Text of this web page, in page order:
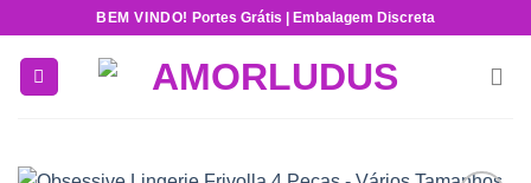
content
BEM VINDO! Portes Grátis | Embalagem Discreta